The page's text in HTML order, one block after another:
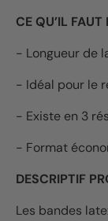
CE QU’IL FAUT
- Longueur de
- Idéal pour le
- Existe en 3
- Format
DESCRIPTIF
Les bandes